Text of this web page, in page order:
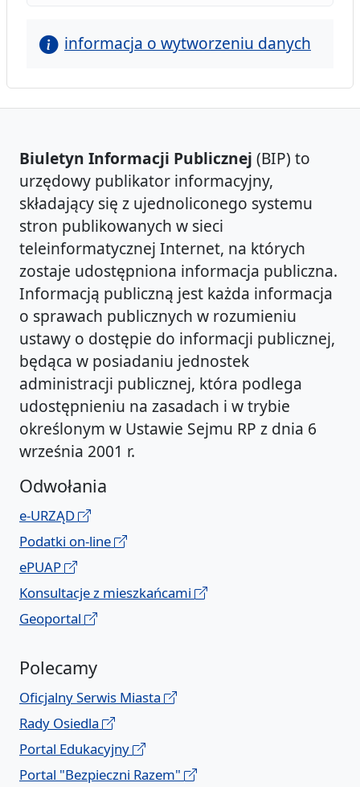
informacja o wytworzeniu danych
Biuletyn Informacji Publicznej (BIP) to
urzędowy publikator informacyjny,
składający się z ujednoliconego systemu
stron publikowanych w sieci
teleinformatycznej Internet, na których
zostaje udostępniona informacja publiczna.
Informacją publiczną jest każda informacja
o sprawach publicznych w rozumieniu
ustawy o dostępie do informacji publicznej,
będąca w posiadaniu jednostek
administracji publicznej, która podlega
udostępnieniu na zasadach i w trybie
określonym w Ustawie Sejmu RP z dnia 6
września 2001 r.
Odwołania
e-URZĄD
Podatki on-line
ePUAP
Konsultacje z mieszkańcami
Geoportal
Polecamy
Oficjalny Serwis Miasta
Rady Osiedla
Portal Edukacyjny
Portal "Bezpieczni Razem"